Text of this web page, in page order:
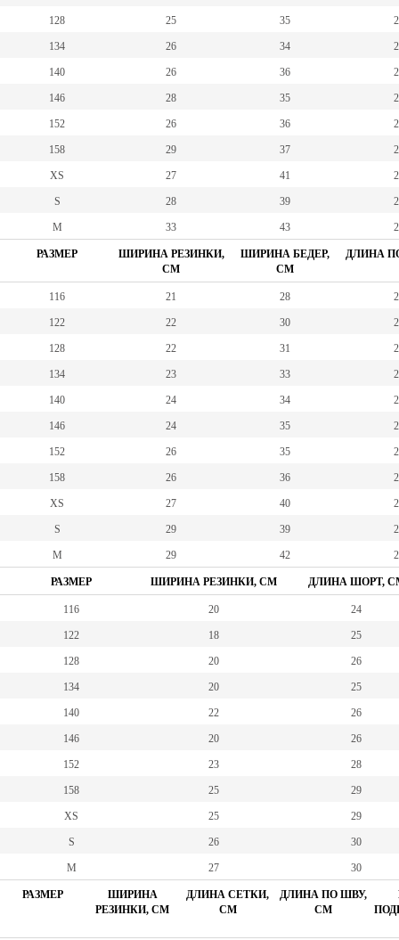
128 25 35
134 26 34
140 26 36
146 28 35
152 26 36
158 29 37
XS 27 41
S 28 39
M 33 43
РАЗМЕР
ШИРИНА РЕЗИНКИ,
СМ
ШИРИНА БЕДЕР,
СМ
ДЛИНА
116 21 28
122 22 30
128 22 31
134 23 33
140 24 34
146 24 35
152 26 35
158 26 36
XS 27 40
S 29 39
M 29 42
РАЗМЕР ШИРИНА РЕЗИНКИ, СМ ДЛИНА ШОРТ,
116 20 24
122 18 25
128 20 26
134 20 25
140 22 26
146 20 26
152 23 28
158 25 29
XS 25 29
S 26 30
M 27 30
РАЗМЕР
ШИРИНА
РЕЗИНКИ, СМ
ДЛИНА СЕТКИ,
СМ
ДЛИНА ПО ШВУ,
СМ